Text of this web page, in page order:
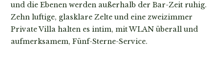
und die Ebenen werden außerhalb der Bar-Zeit ruhig.
Zehn luftige, glasklare Zelte und eine zweizimmer
Private Villa halten es intim, mit WLAN überall und
aufmerksamem, Fünf-Sterne-Service.